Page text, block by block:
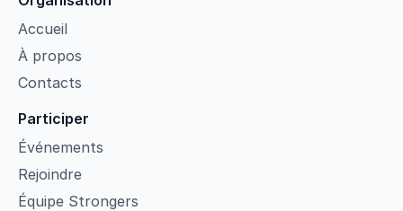
Accueil
À propos
Contacts
Participer
Événements
Rejoindre
Équipe Strongers